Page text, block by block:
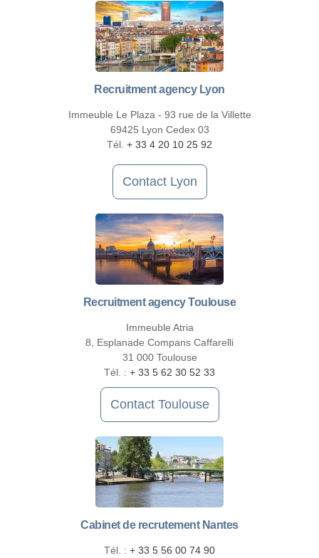
Recruitment agency Lyon
Immeuble Le Plaza - 93 rue de la Villette
69425 Lyon Cedex 03
Tél. + 33 4 20 10 25 92
Contact Lyon
Recruitment agency Toulouse
Immeuble Atria
8, Esplanade Compans Caffarelli
31 000 Toulouse
Tél. : + 33 5 62 30 52 33
Contact Toulouse
Cabinet de recrutement Nantes
Tél. : + 33 5 56 00 74 90